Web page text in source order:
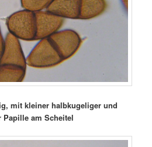
mit kleiner halbkugeliger und
Papille am Scheitel